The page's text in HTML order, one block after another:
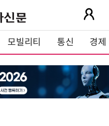
모빌리티 통신 경제